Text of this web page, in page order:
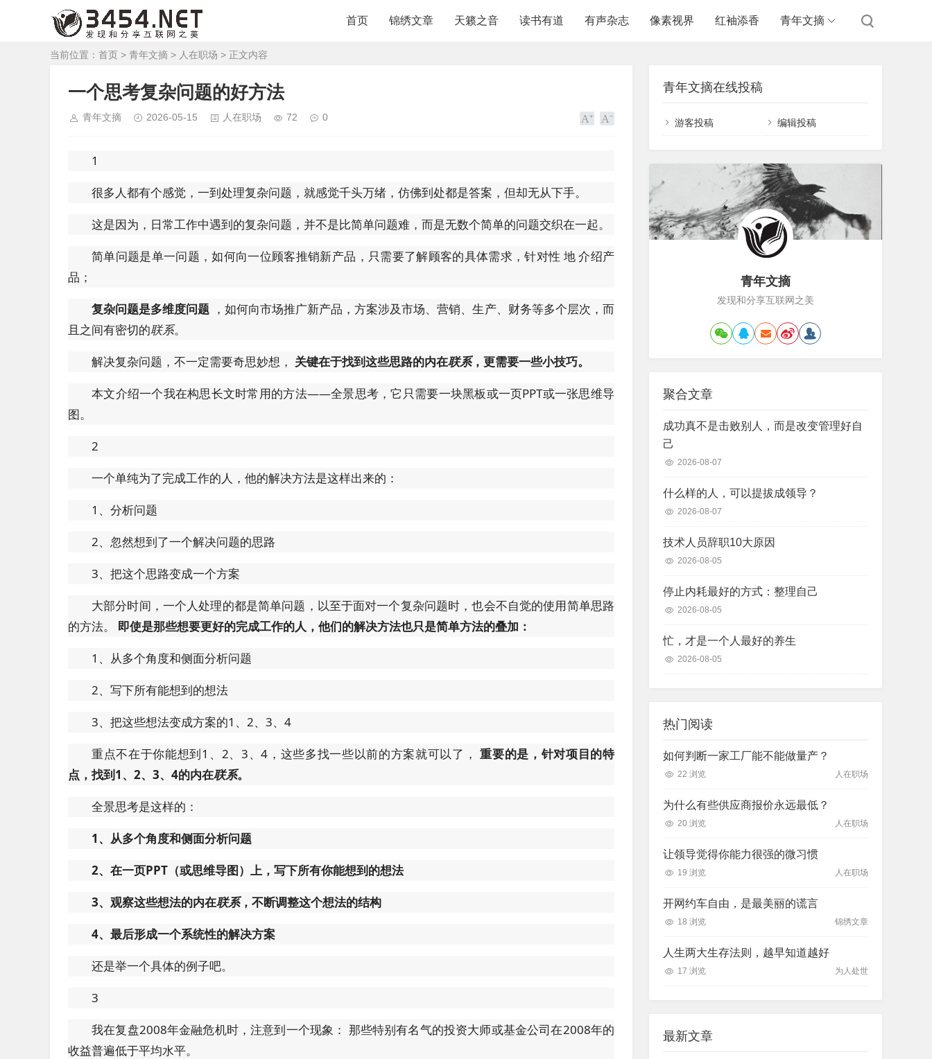
首页 锦绣文章 天籁之音 读书有道 有声杂志 像素视界 红袖添香 青年文摘
当前位置： 首页 > 青年文摘 > 人在职场 > 正文内容
一个思考复杂问题的好方法
青年文摘 2026-05-15 人在职场 72 0
1
很多人都有个感觉，一到处理复杂问题，就感觉千头万绪，仿佛到处都是答案，但却无从下手。
这是因为，日常工作中遇到的复杂问题，并不是比简单问题难，而是无数个简单的问题交织在一起。
简单问题是单一问题，如何向一位顾客推销新产品，只需要了解顾客的具体需求，针对性 地 介绍产
品；
复杂问题是多维度问题 ，如何向市场推广新产品，方案涉及市场、营销、生产、财务等多个层次，而
且之间有密切的联系。
解决复杂问题，不一定需要奇思妙想， 关键在于找到这些思路的内在联系，更需要一些小技巧。
本文介绍一个我在构思长文时常用的方法——全景思考，它只需要一块黑板或一页PPT或一张思维导
图。
2
一个单纯为了完成工作的人，他的解决方法是这样出来的：
1、分析问题
2、忽然想到了一个解决问题的思路
3、把这个思路变成一个方案
大部分时间，一个人处理的都是简单问题，以至于面对一个复杂问题时，也会不自觉的使用简单思路
的方法。 即使是那些想要更好的完成工作的人，他们的解决方法也只是简单方法的叠加：
1、从多个角度和侧面分析问题
2、写下所有能想到的想法
3、把这些想法变成方案的1、2、3、4
重点不在于你能想到1、2、3、4，这些多找一些以前的方案就可以了，重要的是，针对项目的特
点，找到1、2、3、4的内在联系。
全景思考是这样的：
1、从多个角度和侧面分析问题
2、在一页PPT（或思维导图）上，写下所有你能想到的想法
3、观察这些想法的内在联系，不断调整这个想法的结构
4、最后形成一个系统性的解决方案
还是举一个具体的例子吧。
3
我在复盘2008年金融危机时，注意到一个现象： 那些特别有名气的投资大师或基金公司在2008年的
收益普遍低于平均水平。
青年文摘在线投稿
游客投稿 编辑投稿
青年文摘
发现和分享互联网之美
聚合文章
成功真不是击败别人，而是改变管理好自
己
2026-08-07
什么样的人，可以提拔成领导？
2026-08-07
技术人员辞职10大原因
2026-08-05
停止内耗最好的方式：整理自己
2026-08-05
忙，才是一个人最好的养生
2026-08-05
热门阅读
如何判断一家工厂能不能做量产？
22 浏览 人在职场
为什么有些供应商报价永远最低？
20 浏览 人在职场
让领导觉得你能力很强的微习惯
19 浏览 人在职场
开网约车自由，是最美丽的谎言
18 浏览 锦绣文章
人生两大生存法则，越早知道越好
17 浏览 为人处世
最新文章